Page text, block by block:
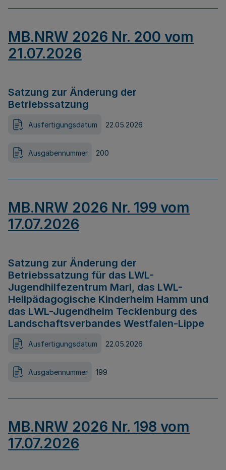
MB.NRW 2026 Nr. 200 vom
21.07.2026
Satzung zur Änderung der
Betriebssatzung
Ausfertigungsdatum 22.05.2026
Ausgabennummer 200
MB.NRW 2026 Nr. 199 vom
17.07.2026
Satzung zur Änderung der
Betriebssatzung für das LWL-
Jugendhilfezentrum Marl, das LWL-
Heilpädagogische Kinderheim Hamm und
das LWL-Jugendheim Tecklenburg des
Landschaftsverbandes Westfalen-Lippe
Ausfertigungsdatum 22.05.2026
Ausgabennummer 199
MB.NRW 2026 Nr. 198 vom
17.07.2026